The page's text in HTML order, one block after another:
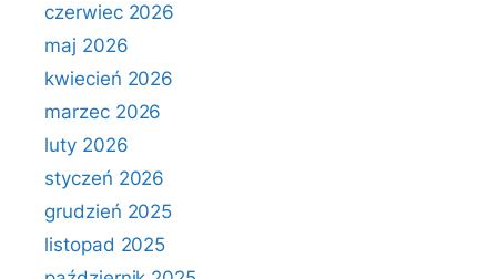
czerwiec 2026
maj 2026
kwiecień 2026
marzec 2026
luty 2026
styczeń 2026
grudzień 2025
listopad 2025